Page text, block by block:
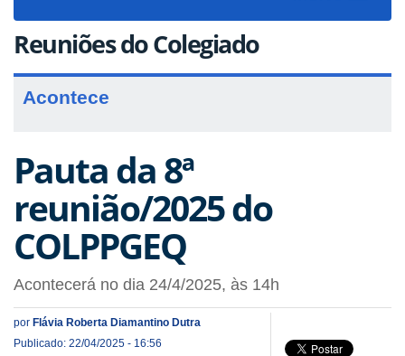
Reuniões do Colegiado
Acontece
Pauta da 8ª
reunião/2025 do
COLPPGEQ
Acontecerá no dia 24/4/2025, às 14h
por Flávia Roberta Diamantino Dutra
Publicado: 22/04/2025 - 16:56